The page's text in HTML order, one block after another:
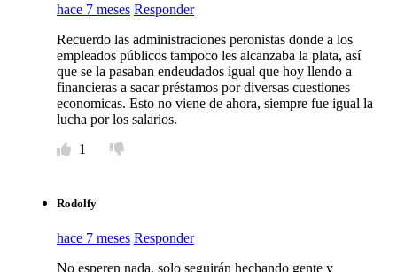
hace 7 meses Responder
Recuerdo las administraciones peronistas donde a los
empleados públicos tampoco les alcanzaba la plata, así
que se la pasaban endeudados igual que hoy llendo a
financieras a sacar préstamos por diversas cuestiones
economicas. Esto no viene de ahora, siempre fue igual la
lucha por los salarios.
1
Rodolfy
hace 7 meses Responder
No esperen nada, solo seguirán hechando gente y